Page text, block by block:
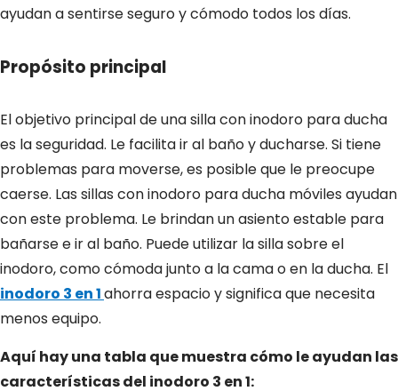
ayudan a sentirse seguro y cómodo todos los días.
Propósito principal
El objetivo principal de una silla con inodoro para ducha
es la seguridad. Le facilita ir al baño y ducharse. Si tiene
problemas para moverse, es posible que le preocupe
caerse. Las sillas con inodoro para ducha móviles ayudan
con este problema. Le brindan un asiento estable para
bañarse e ir al baño. Puede utilizar la silla sobre el
inodoro, como cómoda junto a la cama o en la ducha. El
inodoro 3 en 1ahorra espacio y significa que necesita
menos equipo.
Aquí hay una tabla que muestra cómo le ayudan las
características del inodoro 3 en 1: